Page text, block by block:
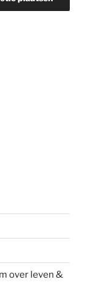
over leven &